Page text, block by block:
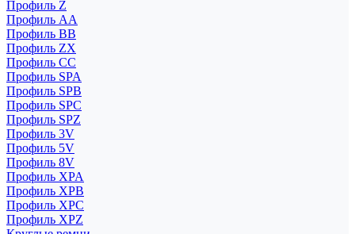
Профиль Z
Профиль АА
Профиль BB
Профиль ZX
Профиль CC
Профиль SPA
Профиль SPB
Профиль SPC
Профиль SPZ
Профиль 3V
Профиль 5V
Профиль 8V
Профиль XPA
Профиль XPB
Профиль XPC
Профиль XPZ